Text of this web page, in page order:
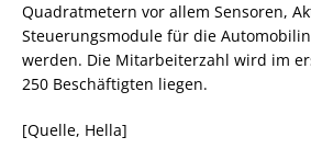
Quadratmetern vor allem Sensoren,
Steuerungsmodule für die
werden. Die Mitarbeiterzahl wird im
250 Beschäftigten liegen.
[Quelle, Hella]